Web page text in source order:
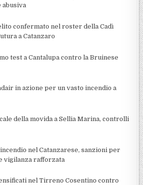
abusiva
confermato nel roster della Cadì
a Catanzaro
test a Cantalupa contro la Bruinese
in azione per un vasto incendio a
della movida a Sellia Marina, controlli
nel Catanzarese, sanzioni per
vigilanza rafforzata
nel Tirreno Cosentino contro